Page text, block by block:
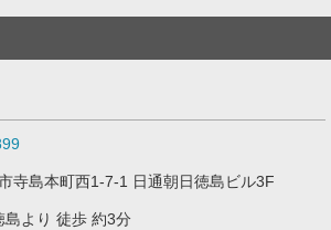
寺島本町西1-7-1 日通朝日徳島ビル3F
島より 徒歩 約3分